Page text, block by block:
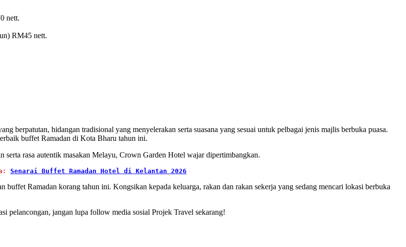
nett.
RM45 nett.
berpatutan, hidangan tradisional yang menyelerakan serta suasana yang sesuai untuk pelbagai jenis majlis berbuka puasa.
buffet Ramadan di Kota Bharu tahun ini.
serta rasa autentik masakan Melayu, Crown Garden Hotel wajar dipertimbangkan.
Senarai Buffet Ramadan Hotel di Kelantan 2026
buffet Ramadan korang tahun ini. Kongsikan kepada keluarga, rakan dan rakan sekerja yang sedang mencari lokasi berbuka
pelancongan, jangan lupa follow media sosial Projek Travel sekarang!